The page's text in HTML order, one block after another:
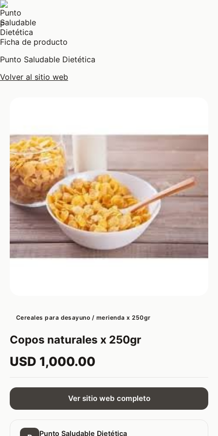
P
Ficha de producto
Punto Saludable Dietética
Volver al sitio web
Cereales para desayuno / merienda x 250gr
Copos naturales x 250gr
USD 1,000.00
Ver sitio web completo
Punto Saludable Dietética